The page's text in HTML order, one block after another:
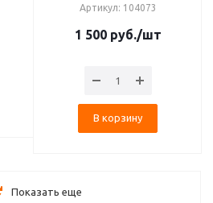
Артикул: 104073
1 500руб./шт
В корзину
Показать еще